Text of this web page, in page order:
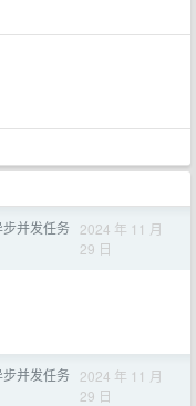
并发任务 2024 年 11 月
29 日
并发任务 2024 年 11 月
29 日